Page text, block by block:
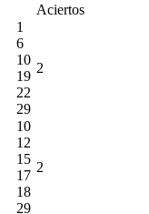
Aciertos
1
6
10
19
22
29
2
10
12
15
17
18
29
2